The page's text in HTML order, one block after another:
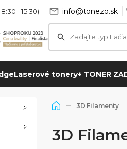
- 15:30) info@tonezo.sk
Laserové tonery+ TONER
3D Filamenty
3D